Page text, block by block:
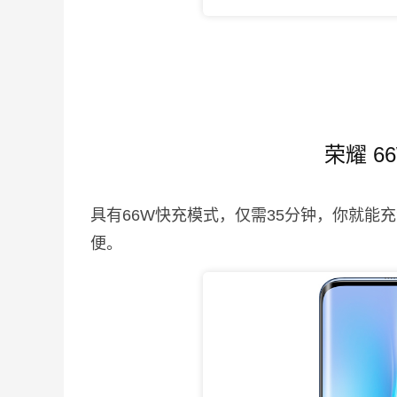
荣耀
具有66W快充模式，仅需35分钟，你就能
便。